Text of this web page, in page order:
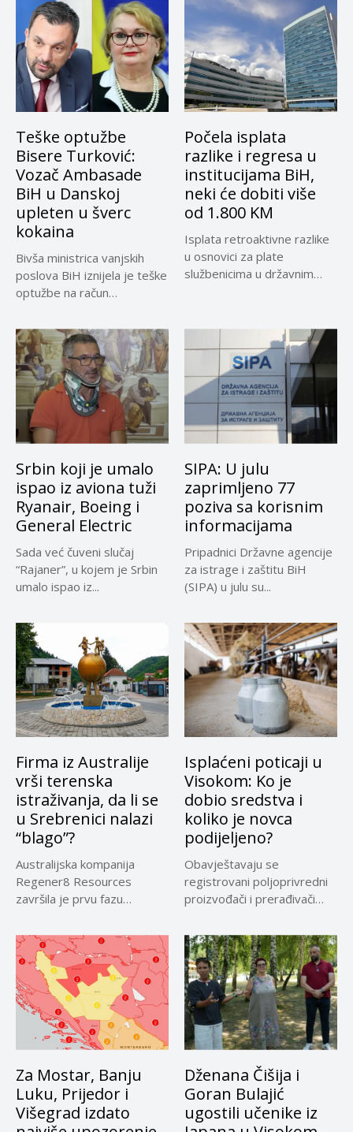
Teške optužbe
Bisere Turković:
Vozač Ambasade
BiH u Danskoj
upleten u šverc
kokaina
Bivša ministrica vanjskih
poslova BiH iznijela je teške
optužbe na račun
Počela isplata
razlike i regresa u
institucijama BiH,
neki će dobiti više
od 1.800 KM
Isplata retroaktivne razlike
u osnovici za plate
službenicima u državnim
Srbin koji je umalo
ispao iz aviona tuži
Ryanair, Boeing i
General Electric
Sada već čuveni slučaj
“Rajaner”, u kojem je Srbin
umalo ispao iz...
SIPA: U julu
zaprimljeno 77
poziva sa korisnim
informacijama
Pripadnici Državne agencije
za istrage i zaštitu BiH
(SIPA) u julu su...
Firma iz Australije
vrši terenska
istraživanja, da li se
u Srebrenici nalazi
“blago”?
Australijska kompanija
Regener8 Resources
završila je prvu fazu
projektu...
Isplaćeni poticaji u
Visokom: Ko je
dobio sredstva i
koliko je novca
podijeljeno?
Obavještavaju se
registrovani poljoprivredni
proizvođači i prerađivači
su...
Za Mostar, Banju
Luku, Prijedor i
Višegrad izdato
Dženana Čišija i
Goran Bulajić
ugostili učenike iz